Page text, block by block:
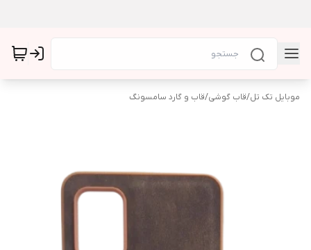
موبایل تک تل/قاب گوشی/قاب و گارد سامسونگ